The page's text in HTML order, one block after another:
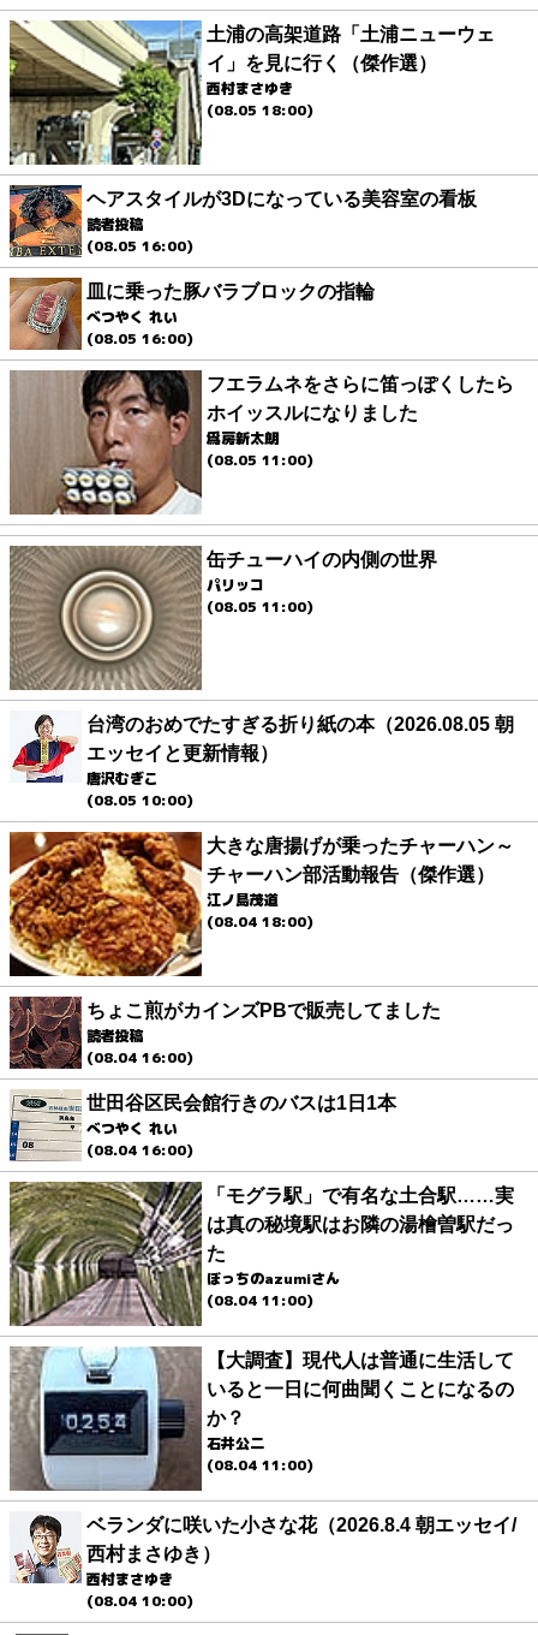
土浦の高架道路「土浦ニューウェ
イ」を見に行く（傑作選）
西村まさゆき
(08.05 18:00)
ヘアスタイルが3Dになっている美容室の看板
読者投稿
(08.05 16:00)
皿に乗った豚バラブロックの指輪
べつやく れい
(08.05 16:00)
フエラムネをさらに笛っぽくしたら
ホイッスルになりました
爲房新太朗
(08.05 11:00)
缶チューハイの内側の世界
パリッコ
(08.05 11:00)
台湾のおめでたすぎる折り紙の本（2026.08.05 朝
エッセイと更新情報）
唐沢むぎこ
(08.05 10:00)
大きな唐揚げが乗ったチャーハン～
チャーハン部活動報告（傑作選）
江ノ島茂道
(08.04 18:00)
ちょこ煎がカインズPBで販売してました
読者投稿
(08.04 16:00)
世田谷区民会館行きのバスは1日1本
べつやく れい
(08.04 16:00)
「モグラ駅」で有名な土合駅……実
は真の秘境駅はお隣の湯檜曽駅だっ
た
ぼっちのazumiさん
(08.04 11:00)
【大調査】現代人は普通に生活して
いると一日に何曲聞くことになるの
か？
石井公二
(08.04 11:00)
ベランダに咲いた小さな花（2026.8.4 朝エッセイ/
西村まさゆき）
西村まさゆき
(08.04 10:00)